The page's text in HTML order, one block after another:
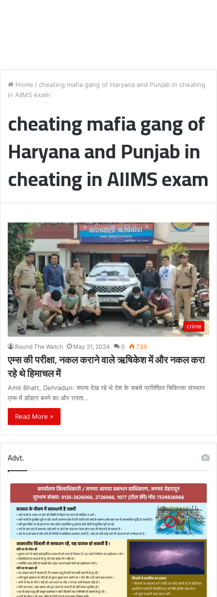
Home / cheating mafia gang of Haryana and Punjab in cheating
in AIIMS exam
cheating mafia gang of
Haryana and Punjab in
cheating in AIIMS exam
crime
Round The Watch May 21, 2024 0 739
एम्स की परीक्षा, नकल कराने वाले ऋषिकेश में और नकल करा
रहे थे हिमाचल में
Amit Bhatt, Dehradun: सपना देख रहे थे देश के सबसे प्रतिष्ठित चिकित्सा संस्थान
एम्स में डॉक्टर बनने का और रास्ता…
Read More »
Advt.